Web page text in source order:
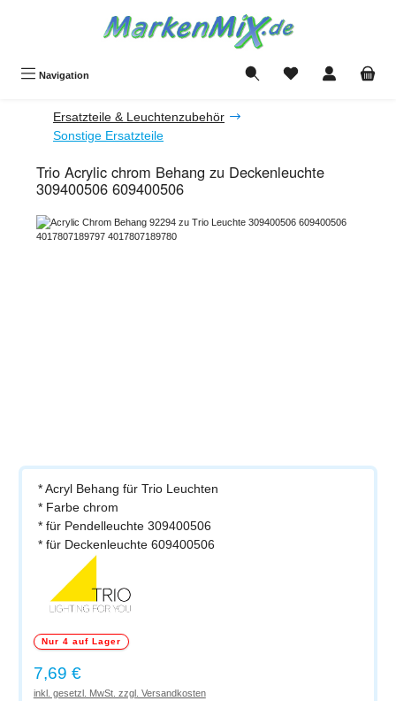
Navigation Du hast 0 Produkte
Ersatzteile & Leuchtenzubehör
Sonstige Ersatzteile
Trio Acrylic chrom Behang zu Deckenleuchte
309400506 609400506
Bildergalerie überspringen
* Acryl Behang für Trio Leuchten
* Farbe chrom
* für Pendelleuchte 309400506
* für Deckenleuchte 609400506
Nur 4 auf Lager
Regulärer Preis:
7,69 €
inkl. gesetzl. MwSt. zzgl. Versandkosten